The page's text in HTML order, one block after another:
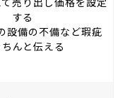
する
設備の不備など瑕疵
んと伝える